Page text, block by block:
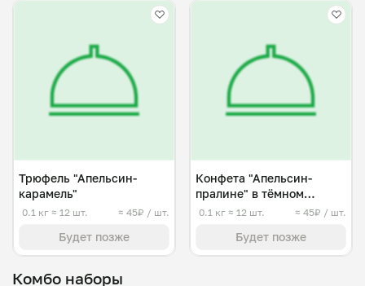
Трюфель "Апельсин-
карамель"
0.1 кг ≈ 12 шт. ≈ 45₽ / шт.
Будет позже
Конфета "Апельсин-
пралине" в тёмном
шоколаде
0.1 кг ≈ 12 шт. ≈ 45₽ / шт.
Будет позже
Комбо наборы